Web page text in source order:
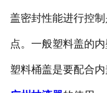
盖密封性能进行控
点。一般塑料盖的
塑料桶盖是要配合